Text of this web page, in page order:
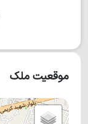
موقعیت ملک